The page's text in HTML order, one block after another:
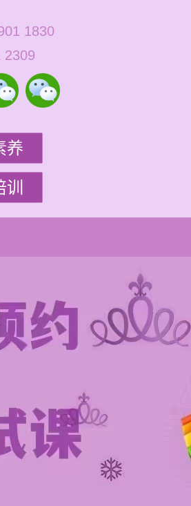
1830
2309
养